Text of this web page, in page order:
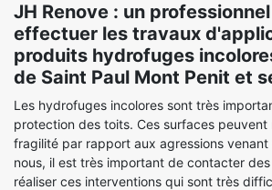
JH Renove : un
effectuer les travaux
produits hydrofuges
de Saint Paul Mont Penit et
Les hydrofuges incolores sont très
protection des toits. Ces surfaces peuvent
fragilité par rapport aux agressions venant
nous, il est très important de contacter
réaliser ces interventions qui sont très